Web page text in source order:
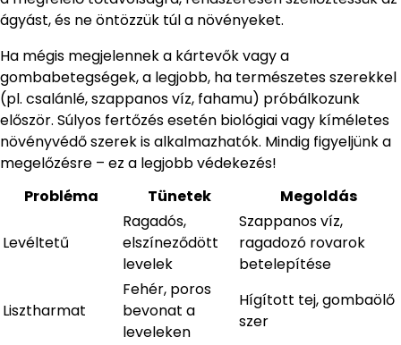
ágyást, és ne öntözzük túl a növényeket.
Ha mégis megjelennek a kártevők vagy a
gombabetegségek, a legjobb, ha természetes szerekkel
(pl. csalánlé, szappanos víz, fahamu) próbálkozunk
először. Súlyos fertőzés esetén biológiai vagy kíméletes
növényvédő szerek is alkalmazhatók. Mindig figyeljünk a
megelőzésre – ez a legjobb védekezés!
Probléma
Tünetek Megoldás
Levéltetű
Ragadós,
elszíneződött
levelek
Szappanos víz,
ragadozó rovarok
betelepítése
Lisztharmat
Fehér, poros
bevonat a
leveleken
Hígított tej, gombaölő
szer